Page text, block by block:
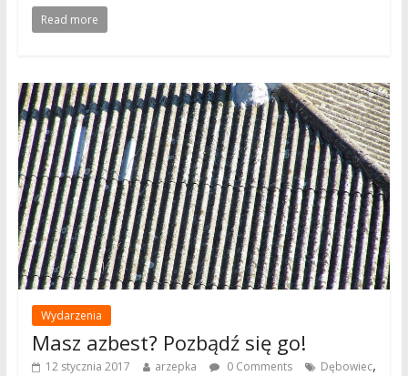
Read more
Wydarzenia
Masz azbest? Pozbądź się go!
12 stycznia 2017 arzepka 0 Comments Dębowiec,